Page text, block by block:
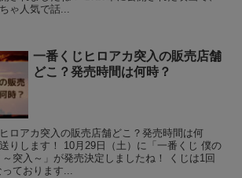
ゃ人気で話...
一番くじヒロアカ突入の販売店舗
どこ？発売時間は何時？
ロアカ突入の販売店舗どこ？発売時間は何
りします！ 10月29日（土）に「一番くじ 僕の
突入～」が発売決定しましたね！ くじは1回
ております...